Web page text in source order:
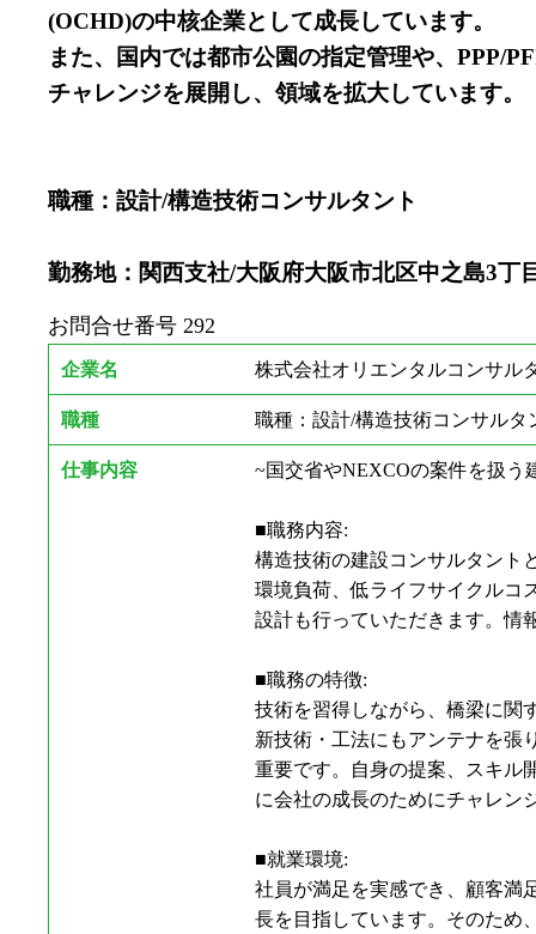
(OCHD)の中核企業として成長しています。
また、国内では都市公園の指定管理や、PPP/
チャレンジを展開し、領域を拡大しています。
職種：設計/構造技術コンサルタント
勤務地：関西支社/大阪府大阪市北区中之島3丁
お問合せ番号 292
企業名 株式会社オリエンタルコンサル
職種 職種：設計/構造技術コンサルタ
仕事内容 ~国交省やNEXCOの案件を扱う
■職務内容:
構造技術の建設コンサルタント
環境負荷、低ライフサイクルコ
設計も行っていただきます。情
■職務の特徴:
技術を習得しながら、橋梁に関
新技術・工法にもアンテナを張
重要です。自身の提案、スキル
に会社の成長のためにチャレン
■就業環境:
社員が満足を実感でき、顧客満
長を目指しています。そのため